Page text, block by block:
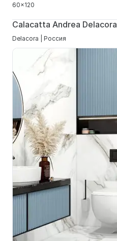
60x120
Calacatta Andrea Delacora
Delacora | Россия